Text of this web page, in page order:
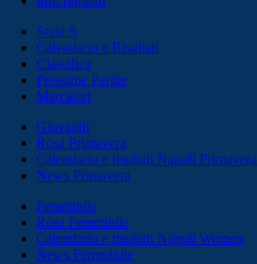
Serie A
Calendario e Risultati
Classifica
Prossime Partite
Marcatori
Giovanili
Rosa Primavera
Calendario e risultati Napoli Primavera
News Primavera
Femminile
Rosa Femminile
Calendario e risultati Napoli Women
News Femminile